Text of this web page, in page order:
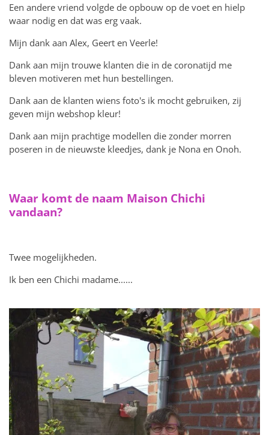
Een andere vriend volgde de opbouw op de voet en hielp
waar nodig en dat was erg vaak.
Mijn dank aan Alex, Geert en Veerle!
Dank aan mijn trouwe klanten die in de coronatijd me
bleven motiveren met hun bestellingen.
Dank aan de klanten wiens foto's ik mocht gebruiken, zij
geven mijn webshop kleur!
Dank aan mijn prachtige modellen die zonder morren
poseren in de nieuwste kleedjes, dank je Nona en Onoh.
Waar komt de naam Maison Chichi
vandaan?
Twee mogelijkheden.
Ik ben een Chichi madame......